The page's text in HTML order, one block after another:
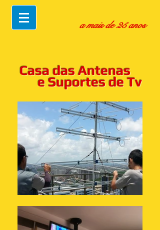
a mais de 25 anos
Casa das Antenas
e Suportes de Tv